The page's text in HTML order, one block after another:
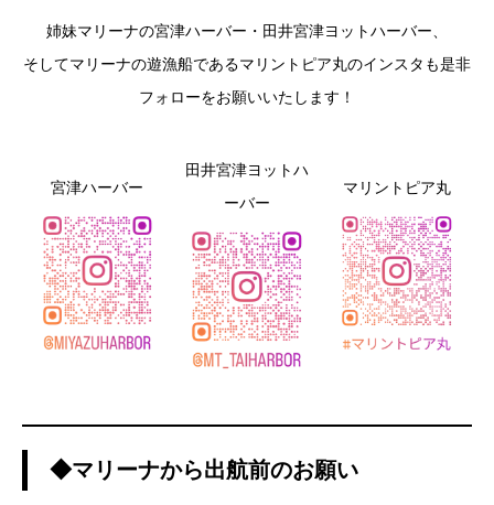
姉妹マリーナの宮津ハーバー・田井宮津ヨットハーバー、
そしてマリーナの遊漁船であるマリントピア丸のインスタも是非
フォローをお願いいたします！
宮津ハーバー
田井宮津ヨットハ
ーバー
マリントピア丸
◆マリーナから出航前のお願い